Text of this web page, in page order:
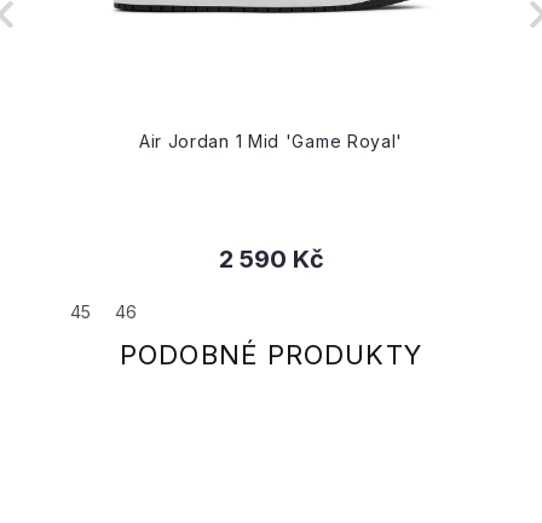
Air Jordan 1 Mid 'Game Royal'
2 590 Kč
45 46